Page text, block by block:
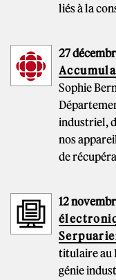
liés à la
27
Sophie
industriel,
nos
de
12
titulaire au
génie